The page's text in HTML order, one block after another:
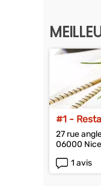
#1 -
27 rue
06000 Nice
1 avis